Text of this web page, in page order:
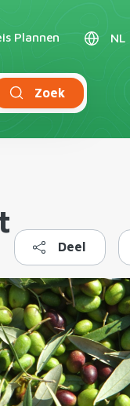
Plannen NL
Zoek
Deel